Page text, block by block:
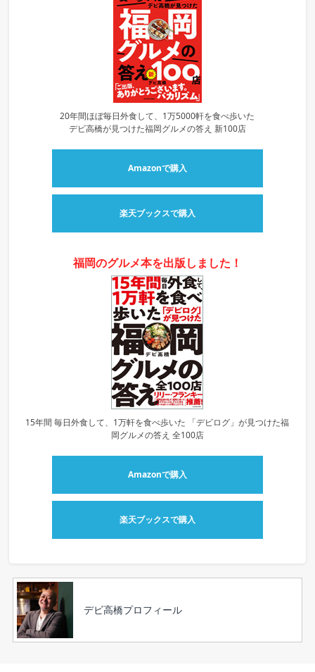
20年間ほぼ毎日外食して、1万5000軒を食べ歩いた
デビ高橋が見つけた福岡グルメの答え 新100店
Amazonで購入
楽天ブックスで購入
福岡のグルメ本を出版しました！
15年間 毎日外食して、1万軒を食べ歩いた 「デビログ」が見つけた福
岡グルメの答え 全100店
Amazonで購入
楽天ブックスで購入
デビ高橋プロフィール